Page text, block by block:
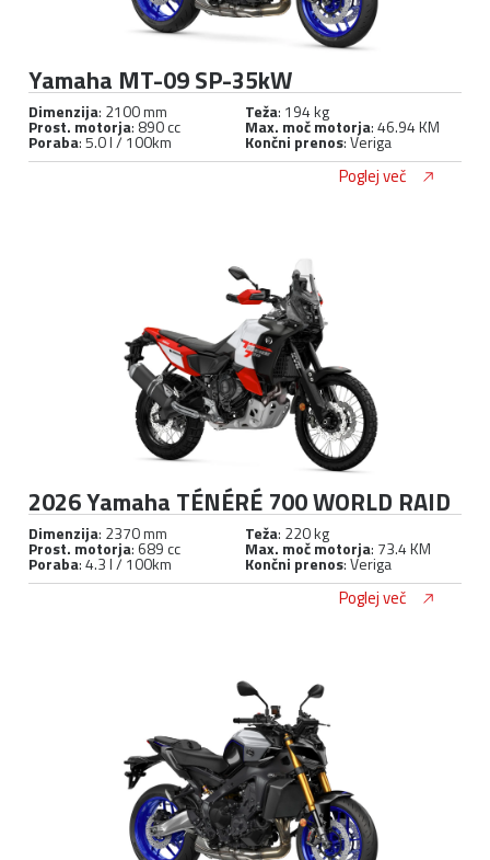
Yamaha MT-09 SP-35kW
Dimenzija: 2100 mm Teža: 194 kg
Prost. motorja: 890 cc Max. moč motorja: 46.94 KM
Poraba: 5.0 l / 100km Končni prenos: Veriga
Poglej več
2026 Yamaha TÉNÉRÉ 700 WORLD RAID
Dimenzija: 2370 mm Teža: 220 kg
Prost. motorja: 689 cc Max. moč motorja: 73.4 KM
Poraba: 4.3 l / 100km Končni prenos: Veriga
Poglej več